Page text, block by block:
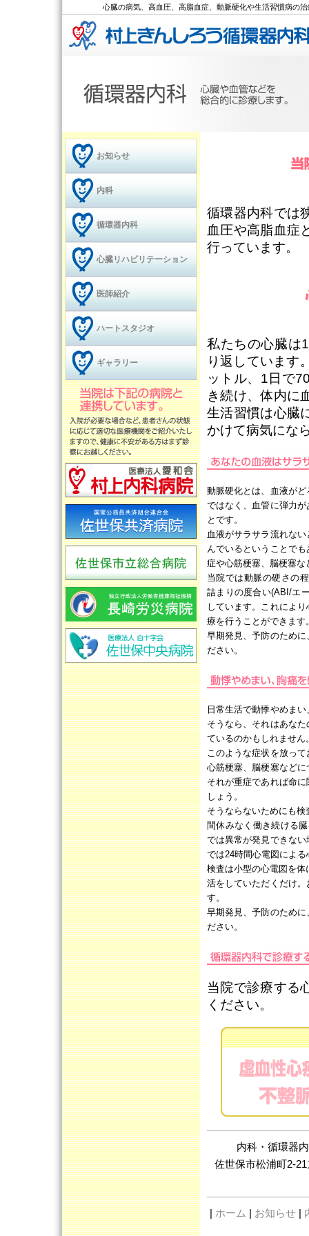
心臓の病気、高血圧、高脂血症、動脈硬化や生活習慣病の
お知らせ
内科
循環器内科
心臓リハビリテーション
医師紹介
ハートスタジオ
ギャラリー
循環器内科では
血圧や高脂血症
行っています。
私たちの心臓は
り返しています
ットル、1日で
き続け、体内に
生活習慣は心臓
かけて病気にな
動脈硬化とは、血液が
ではなく、血管に弾力
とです。
血液がサラサラ流れな
んでいるということで
症や心筋梗塞、脳梗塞
当院では動脈の硬さの
詰まりの度合い(ABI/エ
しています。これによ
療を行うことができます
早期発見、予防のため
ださい。
日常生活で動悸やめま
そうなら、それはあな
ているのかもしれません
このような症状を放っ
心筋梗塞、脳梗塞など
それが重症であれば命
しょう。
そうならないためにも
間休みなく働き続ける
では異常が発見できな
では24時間心電図によ
検査は小型の心電図を
活をしていただくだけ
す。
早期発見、予防のため
ださい。
当院で診療する
ください。
内科・循環器
佐世保市松浦町2-
| ホーム | お知らせ |